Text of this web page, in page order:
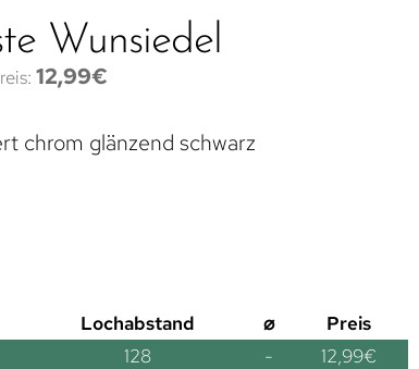
Wunsiedel
12,99€
chrom glänzend schwarz
Lochabstand ⌀
Preis
128 - 12,99€